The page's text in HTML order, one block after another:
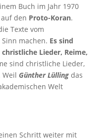
Buch im Jahr 1970
den Proto-Koran.
Texte vom
machen. Es sind
Lieder, Reime,
sind christliche Lieder,
Weil Günther Lüllingdas
Welt
Schritt weiter mit